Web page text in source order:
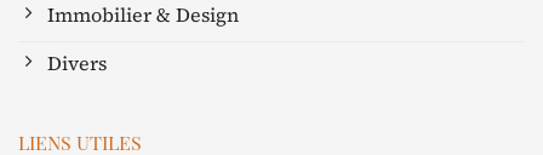
Immobilier & Design
Divers
LIENS UTILES